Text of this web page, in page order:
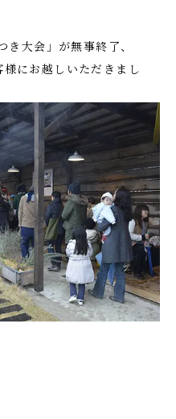
大会」が無事終了、
にお越しいただきまし